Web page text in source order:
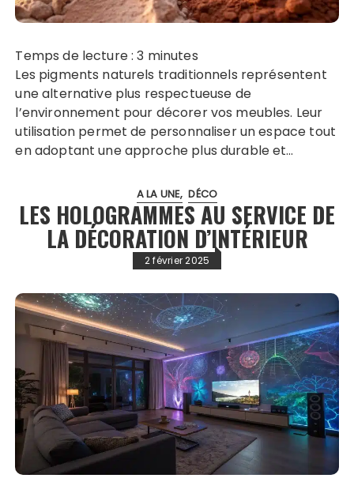
Temps de lecture :3 minutes
Les pigments naturels traditionnels représentent
une alternative plus respectueuse de
l’environnement pour décorer vos meubles. Leur
utilisation permet de personnaliser un espace tout
en adoptant une approche plus durable et…
A LA UNE DÉCO
LES HOLOGRAMMES AU SERVICE DE
LA DÉCORATION D’INTÉRIEUR
2 février 2025